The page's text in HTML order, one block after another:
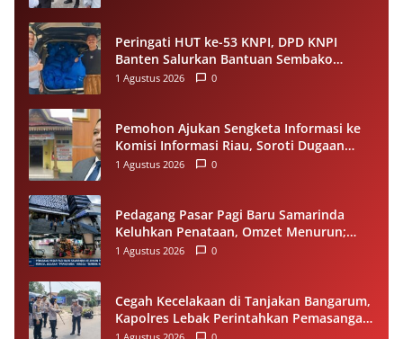
Peringati HUT ke-53 KNPI, DPD KNPI
Banten Salurkan Bantuan Sembako
Melalui Pemuda Berdampak
1 Agustus 2026 0
Pemohon Ajukan Sengketa Informasi ke
Komisi Informasi Riau, Soroti Dugaan
Tidak Ditanggapinya Permohonan ke
1 Agustus 2026 0
Pedagang Pasar Pagi Baru Samarinda
Keluhkan Penataan, Omzet Menurun;
Minta Pemkot Evaluasi Distribusi Ruko
1 Agustus 2026 0
Cegah Kecelakaan di Tanjakan Bangarum,
Kapolres Lebak Perintahkan Pemasangan
Rambu Lalu Lintas